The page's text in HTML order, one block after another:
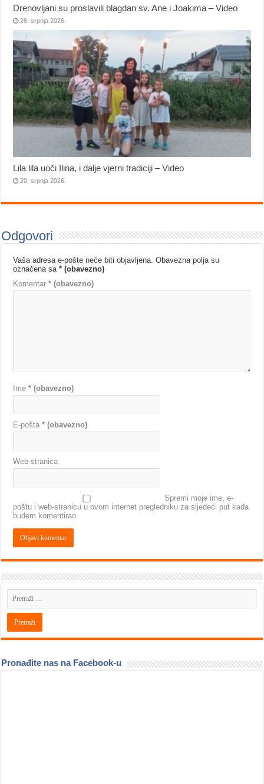
Drenovljani su proslavili blagdan sv. Ane i Joakima – Video
26. srpnja 2026.
Lila lila uoči Ilina, i dalje vjerni tradiciji – Video
20. srpnja 2026.
Odgovori
Vaša adresa e-pošte neće biti objavljena. Obavezna polja su
označena sa* (obavezno)
Komentar* (obavezno)
Ime* (obavezno)
E-pošta* (obavezno)
Web-stranica
Spremi moje ime, e-
poštu i web-stranicu u ovom internet pregledniku za sljedeći put kada
budem komentirao.
Pronađite nas na Facebook-u